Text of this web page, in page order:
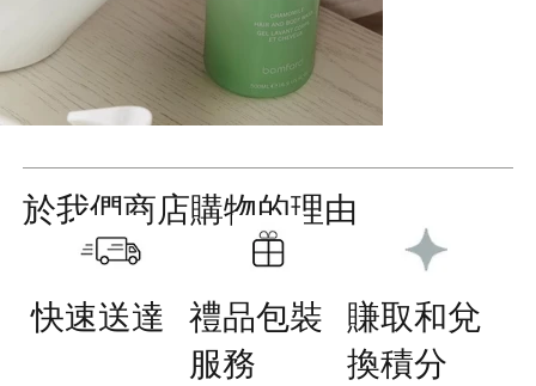
於我們商店購物的理由
快速送達
禮品包裝
服務
賺取和兌
換積分